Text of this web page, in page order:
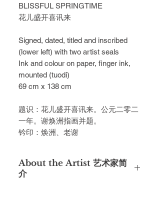
BLISSFUL SPRINGTIME
花儿盛开喜讯来
Signed, dated, titled and inscribed
(lower left) with two artist seals
Ink and colour on paper, finger ink,
mounted (tuodi)
69 cm x 138 cm
题识：花儿盛开喜讯来。公元二零二
一年。谢焕洲指画并题。
钤印：焕洲、老谢
About the Artist 艺术家简
介